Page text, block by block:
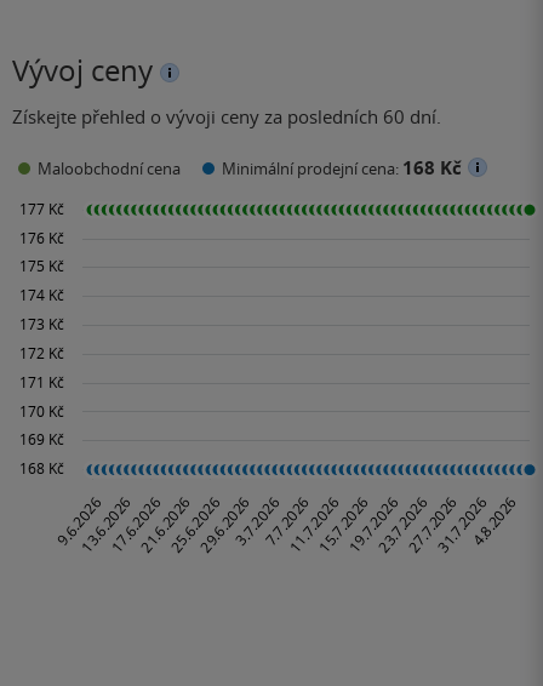
Vývoj ceny
Získejte přehled o vývoji ceny za posledních 60 dní.
Maloobchodní cena Minimální prodejní cena: 168 Kč